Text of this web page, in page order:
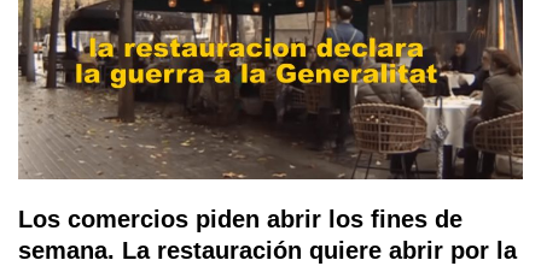
Los comercios piden abrir los fines de
semana. La restauración quiere abrir por la